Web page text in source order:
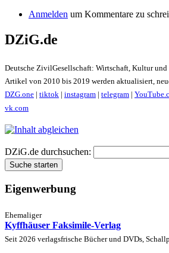
Anmelden um Kommentare zu
DZiG.de
Deutsche ZivilGesellschaft: Wirtschaft, Kultur und
Artikel von 2010 bis 2019 werden aktualisiert,
DZG.one | tiktok | instagram | telegram |
vk.com
DZiG.de durchsuchen:
Eigenwerbung
Ehemaliger
Kyffhäuser Faksimile-Verlag
Seit 2026 verlagsfrische Bücher und DVDs,